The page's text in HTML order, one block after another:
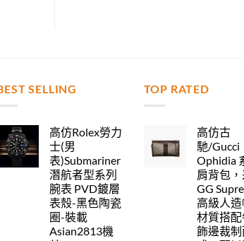
SELLING
高仿Rolex勞力
士(男
表)Submariner
潛航者型系列
腕表 PVD鍍層
表殼-黑色陶瓷
圈-裝載
Asian2813機
TOP RATED
高仿古
馳/Gucci
Ophidia
肩背包，
GG
高級人
材質搭配
飾邊裁制